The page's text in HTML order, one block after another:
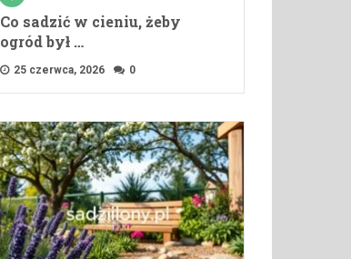
Co sadzić w cieniu, żeby
ogród był …
25 czerwca, 2026 0